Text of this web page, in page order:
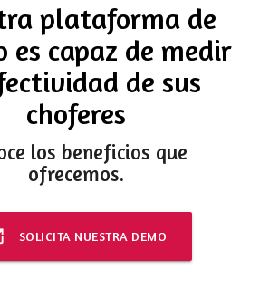
plataforma de
es capaz de medir
de sus
choferes
los beneficios que
ofrecemos.
SOLICITA NUESTRA DEMO